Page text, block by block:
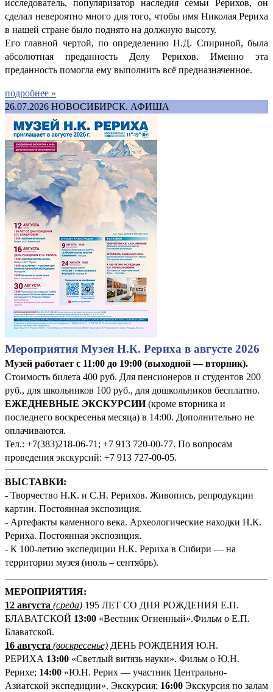
исследователь, популяризатор наследия семьи Рерихов, он
сделал невероятно много для того, чтобы имя Николая Рериха
в нашей стране было поднято на должную высоту.
Его главной чертой, по определению Н.Д. Спириной, была
абсолютная преданность Делу Рерихов. Именно эта
преданность помогла ему выполнить всё предназначенное.
подробнее »
26.07.2026 НОВОСИБИРСК. АФИША
Мероприятия Музея Н.К. Рериха в августе 2026
Музей работает с 11:00 до 19:00 (выходной — вторник).
Стоимость билета 400 руб. Для пенсионеров и студентов 200
руб., для школьников 100 руб., для дошкольников бесплатно.
ЕЖЕДНЕВНЫЕ ЭКСКУРСИИ(кроме вторника и
последнего воскресенья месяца) в 14:00. Дополнительно не
оплачиваются.
Тел.: +7(383)218-06-71; +7 913 720-00-77. По вопросам
проведения экскурсий: +7 913 727-00-05.
ВЫСТАВКИ:
- Творчество Н.К. и С.Н. Рерихов. Живопись, репродукции
картин. Постоянная экспозиция.
- Артефакты каменного века. Археологические находки Н.К.
Рериха. Постоянная экспозиция.
- К 100-летию экспедиции Н.К. Рериха в Сибири — на
территории музея (июль – сентябрь).
МЕРОПРИЯТИЯ:
12 августа (среда) 195 ЛЕТ СО ДНЯ РОЖДЕНИЯ Е.П.
БЛАВАТСКОЙ 13:00 «Вестник Огненный».Фильм о Е.П.
Блаватской.
16 августа (воскресенье) ДЕНЬ РОЖДЕНИЯ Ю.Н.
РЕРИХА 13:00 «Светлый витязь науки». Фильм о Ю.Н.
Рерихе; 14:00 «Ю.Н. Рерих — участник Центрально-
Азиатской экспедиции». Экскурсия; 16:00 Экскурсия по залам